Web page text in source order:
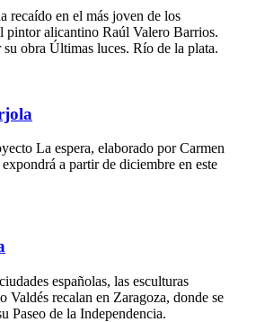
recaído en el más joven de los
pintor alicantino Raúl Valero Barrios.
obra Últimas luces. Río de la plata.
La espera, elaborado por Carmen
a partir de diciembre en este
españolas, las esculturas
Valdés recalan en Zaragoza, donde se
Paseo de la Independencia.